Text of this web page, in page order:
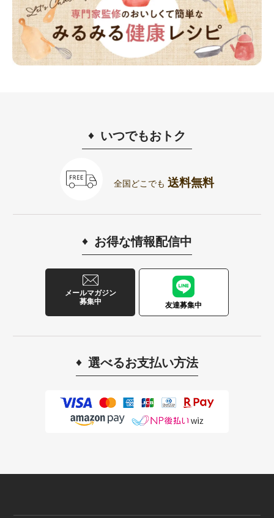
いつでもおトク
全国どこでも 送料無料
お得な情報配信中
メールマガジン
募集中
友達募集中
選べるお支払い方法